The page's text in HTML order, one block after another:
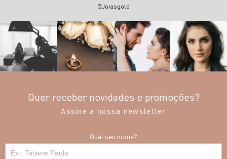
@Joiasgold
Quer receber novidades e promoções?
Assine a nossa newsletter
Qual seu nome?